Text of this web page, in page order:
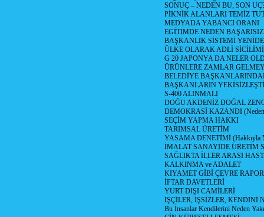
SONUÇ – NEDEN BU, SON
PİKNİK ALANLARI TEMİZ
MEDYADA YABANCI ORANI
EGİTİMDE NEDEN
BAŞKANLIK SİSTEMİ
ÜLKE OLARAK ADLİ
G 20 JAPONYA DA NELER
ÜRÜNLERE ZAMLAR
BELEDİYE
BAŞKANLARIN
S-400 ALINMALI
DOĞU AKDENİZ DOĞAL
DEMOKRASİ KAZANDI (Neden
SEÇİM YAPMA HAKKI
TARIMSAL ÜRETİM
YASAMA DENETİMİ (Hakkıyla
İMALAT SANAYİDE ÜRETİM
SAĞLIKTA İLLER ARASI
KALKINMA ve ADALET
KIYAMET GİBİ ÇEVRE
İFTAR DAVETLERİ
YURT DIŞI CAMİLERİ
İŞÇİLER, İŞSİZLER, KENDİNİ
Bu İnsanlar Kendilerini Neden